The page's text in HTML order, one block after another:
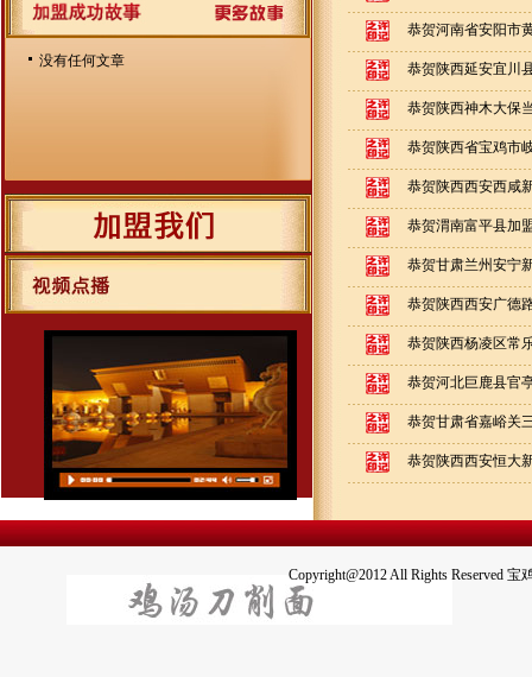
没有任何文章
恭贺河南省安阳市
恭贺陕西延安宜川
恭贺陕西神木大保
恭贺陕西省宝鸡市
恭贺陕西西安西咸
恭贺渭南富平县加
恭贺甘肃兰州安宁
恭贺陕西西安广德
恭贺陕西杨凌区常
恭贺河北巨鹿县官
恭贺甘肃省嘉峪关
恭贺陕西西安恒大
Copyright@2012 All Rights Reserved